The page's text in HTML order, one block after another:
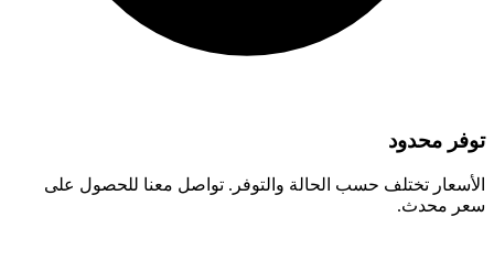
توفر محدود
الأسعار تختلف حسب الحالة والتوفر. تواصل معنا للحصول على
سعر محدث.